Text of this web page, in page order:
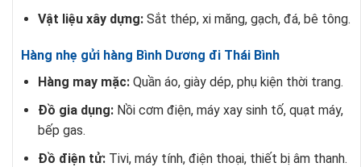
Vật liệu xây dựng:Sắt thép, xi măng, gạch, đá, bê tông.
Hàng nhẹ gửi hàng Bình Dương đi Thái Bình
Hàng may mặc:Quần áo, giày dép, phụ kiện thời trang.
Đồ gia dụng:Nồi cơm điện, máy xay sinh tố, quạt máy,
bếp gas.
Đồ điện tử:Tivi, máy tính, điện thoại, thiết bị âm thanh.